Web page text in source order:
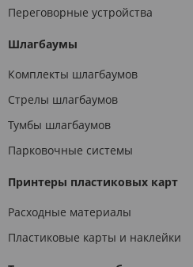
Переговорные устройства
Шлагбаумы
Комплекты шлагбаумов
Стрелы шлагбаумов
Тумбы шлагбаумов
Парковочные системы
Принтеры пластиковых карт
Расходные материалы
Пластиковые карты и наклейки